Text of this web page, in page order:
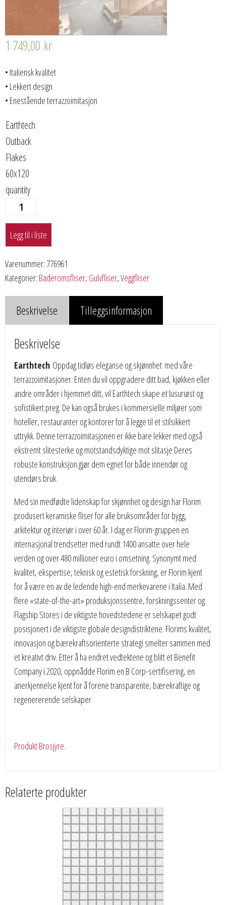
1 749,00 kr
• Italiensk kvalitet
• Lekkert design
• Enestående terrazzoimitasjon
Earthtech
Outback
Flakes
60x120
quantity
Legg til i liste
Varenummer: 776961
Kategorier: Baderomsfliser, Gulvfliser,Veggfliser
Beskrivelse Tilleggsinformasjon
Beskrivelse
Earthtech Oppdag tidløs eleganse og skjønnhet med våre
terrazzoimitasjoner. Enten du vil oppgradere ditt bad, kjøkken eller
andre områder i hjemmet ditt, vil Earthtech skape et lusuriøst og
sofistikert preg. De kan også brukes i kommersielle miljøer som
hoteller, restauranter og kontorer for å legge til et stilsikkert
uttrykk. Denne terrazzoimitasjonen er ikke bare lekker med også
ekstremt slitesterke og motstandsdyktige mot slitasje Deres
robuste konstruksjon gjør dem egnet for både innendør og
utendørs bruk.
Med sin medfødte lidenskap for skjønnhet og design har Florim
produsert keramiske fliser for alle bruksområder for bygg,
arkitektur og interiør i over 60 år. I dag er Florim-gruppen en
internasjonal trendsetter med rundt 1400 ansatte over hele
verden og over 480 millioner euro i omsetning. Synonymt med
kvalitet, ekspertise, teknisk og estetisk forskning, er Florim kjent
for å være en av de ledende high-end merkevarene i Italia. Med
flere «state-of-the-art» produksjonssentre, forskningssenter og
Flagship Stores i de viktigste hovedstedene er selskapet godt
posisjonert i de viktigste globale designdistriktene. Florims kvalitet,
innovasjon og bærekraftsorienterte strategi smelter sammen med
et kreativt driv. Etter å ha endret vedtektene og blitt et Benefit
Company i 2020, oppnådde Florim en B Corp-sertifisering, en
anerkjennelse kjent for å forene transparente, bærekraftige og
regenererende selskaper
Produkt Brosjyre.
Relaterte produkter